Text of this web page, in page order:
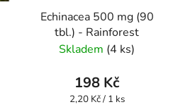
Echinacea 500 mg (90
tbl.) - Rainforest
Skladem (4 ks)
198 Kč
Měrná
2,20 Kč / 1 ks